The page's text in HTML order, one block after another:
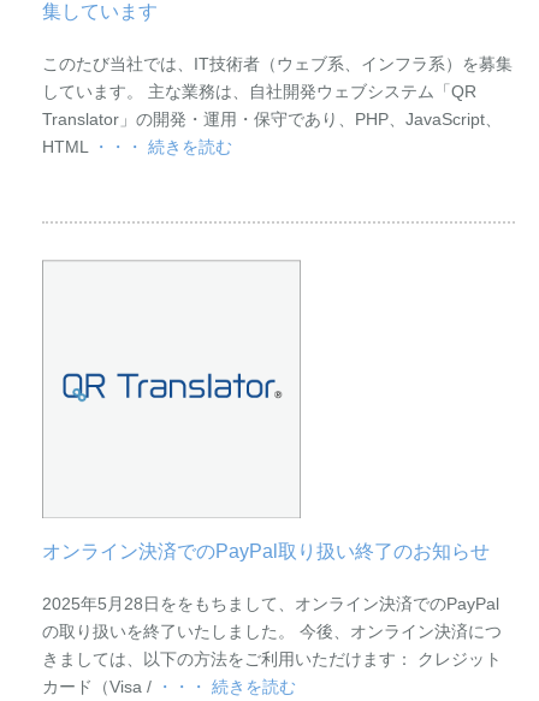
集しています
このたび当社では、IT技術者（ウェブ系、インフラ系）を募集
しています。 主な業務は、自社開発ウェブシステム「QR
Translator」の開発・運用・保守であり、PHP、JavaScript、
HTML
・・・ 続きを読む
オンライン決済でのPayPal取り扱い終了のお知らせ
2025年5月28日ををもちまして、オンライン決済でのPayPal
の取り扱いを終了いたしました。 今後、オンライン決済につ
きましては、以下の方法をご利用いただけます： クレジット
カード（Visa /
・・・ 続きを読む